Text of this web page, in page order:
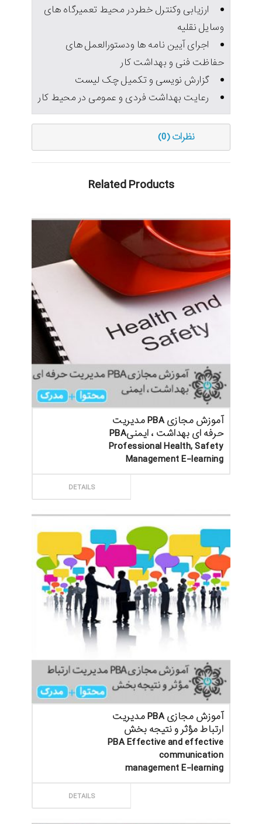
ارزیابی وکنترل خطردر محیط تعمیرگاه های
وسایل نقلیه
اجرای آیین نامه ها ودستورالعمل های
حفاظت فنی و بهداشت کار
گزارش نویسی و تکمیل چک لیست
رعایت بهداشت فردی و عمومی در محیط کار
نظرات (0)
Related Products
آموزش مجازی PBA مدیریت
حرفه ای بهداشت ، ایمنیPBA
Professional Health, Safety
Management E-learning
DETAILS
آموزش مجازی PBA مدیریت
ارتباط مؤثر و نتیجه بخش
PBA Effective and effective
communication
management E-learning
DETAILS